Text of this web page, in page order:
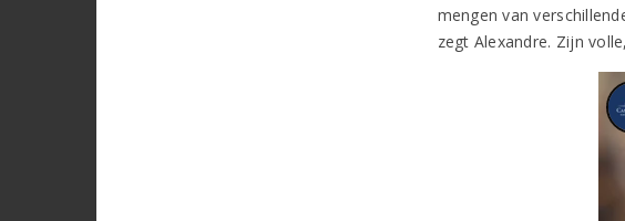
mengen van
zegt Alexandre. Zijn